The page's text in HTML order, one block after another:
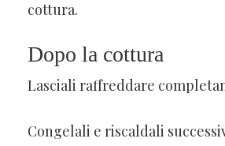
cottura.
Dopo la cottura
Lasciali raffreddare
Congelali e riscaldali